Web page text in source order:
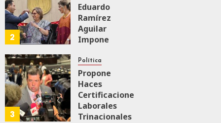
AGOSTO 6, 2026
0
150
2
Eduardo
Ramírez
Aguilar
Impone
“Rosario
Castellanos”
A
Malú Mícher
AGOSTO 6, 2026
3
Política
Propone
Haces
Certificaciones
Laborales
Trinacionales